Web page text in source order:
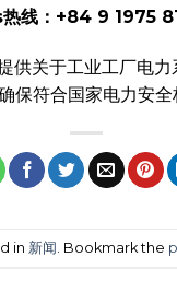
线：+84 9 1975
关于工业工厂电力
保符合国家电力安全
in 新闻 . Bookmark the